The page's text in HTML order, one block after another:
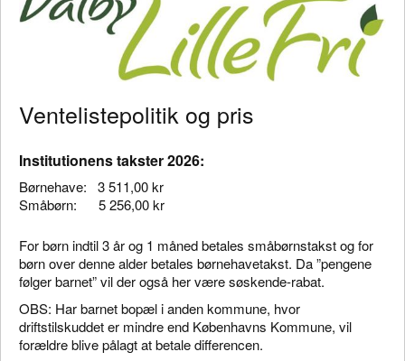
Ventelistepolitik og pris
Institutionens takster 2026:
Børnehave: 3 511,00 kr
Småbørn: 5 256,00 kr
For børn indtil 3 år og 1 måned betales småbørnstakst og for
børn over denne alder betales børnehavetakst. Da ”pengene
følger barnet” vil der også her være søskende-rabat.
OBS: Har barnet bopæl i anden kommune, hvor
driftstilskuddet er mindre end Københavns Kommune, vil
forældre blive pålagt at betale differencen.